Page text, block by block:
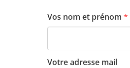
Vos nom et prénom *
Votre adresse mail